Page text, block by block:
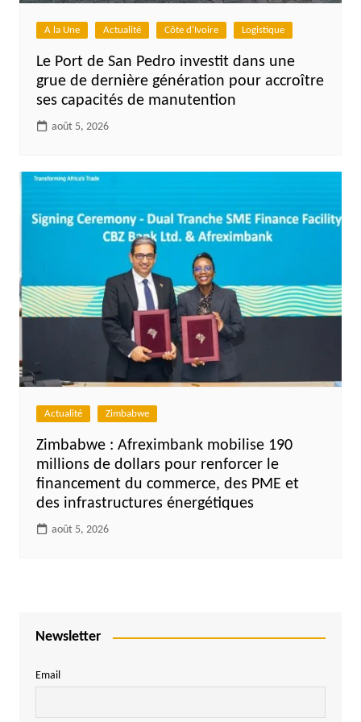
A la Une Actualité Côte d'Ivoire Logistique
Le Port de San Pedro investit dans une
grue de dernière génération pour accroître
ses capacités de manutention
août 5, 2026
Actualité Zimbabwe
Zimbabwe : Afreximbank mobilise 190
millions de dollars pour renforcer le
financement du commerce, des PME et
des infrastructures énergétiques
août 5, 2026
Newsletter
Email